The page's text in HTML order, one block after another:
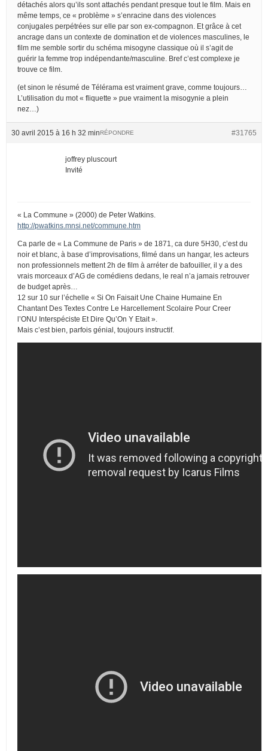
détachés alors qu’ils sont attachés pendant presque tout le film. Mais en
même temps, ce « problème » s’enracine dans des violences
conjugales perpétrées sur elle par son ex-compagnon. Et grâce à cet
ancrage dans un contexte de domination et de violences masculines, le
film me semble sortir du schéma misogyne classique où il s’agit de
guérir la femme trop indépendante/masculine. Bref c’est complexe je
trouve ce film.
(et sinon le résumé de Télérama est vraiment grave, comme toujours…
L’utilisation du mot « fliquette » pue vraiment la misogynie a plein
nez…)
30 avril 2015 à 16 h 32 min #31765
RÉPONDRE
joffrey pluscourt
Invité
« La Commune » (2000) de Peter Watkins.
http://pwatkins.mnsi.net/commune.htm
Ca parle de « La Commune de Paris » de 1871, ca dure 5H30, c’est du
noir et blanc, à base d’improvisations, filmé dans un hangar, les acteurs
non professionnels mettent 2h de film à arréter de bafouiller, il y a des
vrais morceaux d’AG de comédiens dedans, le real n’a jamais retrouver
de budget après…
12 sur 10 sur l’échelle « Si On Faisait Une Chaine Humaine En
Chantant Des Textes Contre Le Harcellement Scolaire Pour Creer
l’ONU Interspéciste Et Dire Qu’On Y Etait ».
Mais c’est bien, parfois génial, toujours instructif.